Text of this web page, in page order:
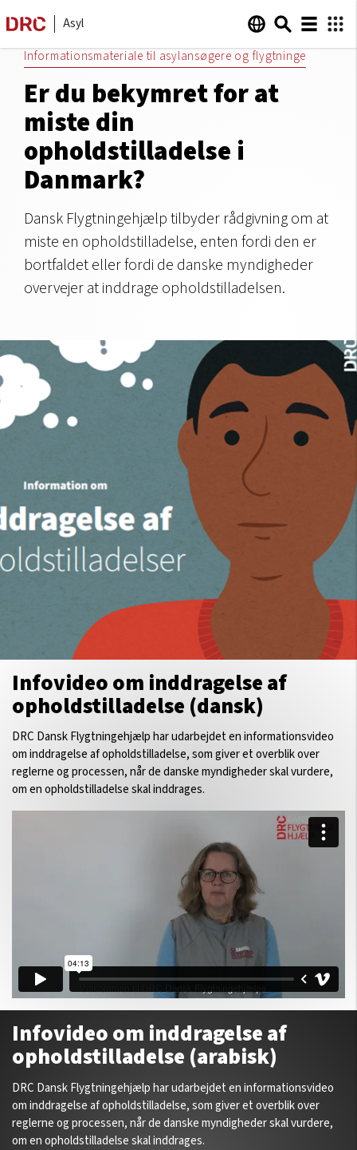
Asyl
Informationsmateriale til asylansøgere og flygtninge
Er du bekymret for at
miste din
opholdstilladelse i
Danmark?
Dansk Flygtningehjælp tilbyder rådgivning om at
miste en opholdstilladelse, enten fordi den er
bortfaldet eller fordi de danske myndigheder
overvejer at inddrage opholdstilladelsen.
Infovideo om inddragelse af
opholdstilladelse (dansk)
DRC Dansk Flygtningehjælp har udarbejdet en informationsvideo
om inddragelse af opholdstilladelse, som giver et overblik over
reglerne og processen, når de danske myndigheder skal vurdere,
om en opholdstilladelse skal inddrages.
Infovideo om inddragelse af
opholdstilladelse (arabisk)
DRC Dansk Flygtningehjælp har udarbejdet en informationsvideo
om inddragelse af opholdstilladelse, som giver et overblik over
reglerne og processen, når de danske myndigheder skal vurdere,
om en opholdstilladelse skal inddrages.